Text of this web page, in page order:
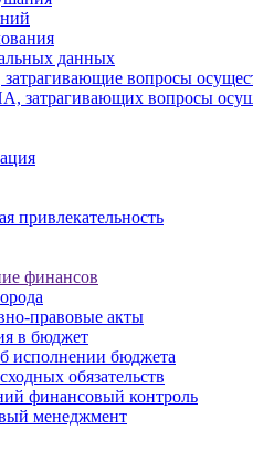
данных
вопросы
затрагивающих вопросы
привлекательность
финансов
правовые акты
в бюджет
исполнении бюджета
обязательств
финансовый контроль
менеджмент